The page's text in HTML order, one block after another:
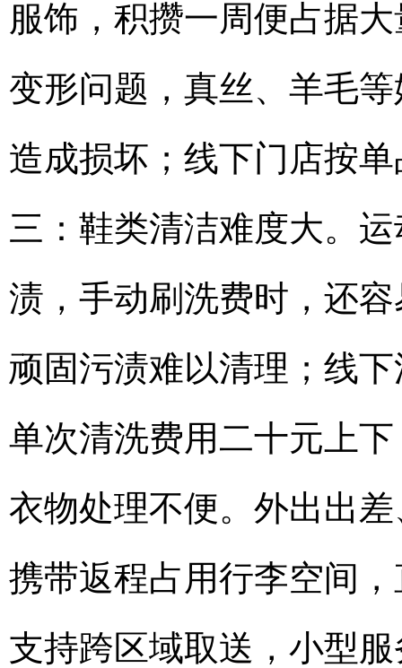
服饰，积攒一周便占据
变形问题，真丝、羊毛
造成损坏；线下门店按
三：鞋类清洁难度大。
渍，手动刷洗费时，还
顽固污渍难以清理；线
单次清洗费用二十元上
衣物处理不便。外出出
携带返程占用行李空间
支持跨区域取送，小型